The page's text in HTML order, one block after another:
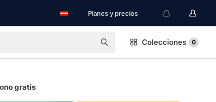
Planes y precios
Colecciones 0
gratis